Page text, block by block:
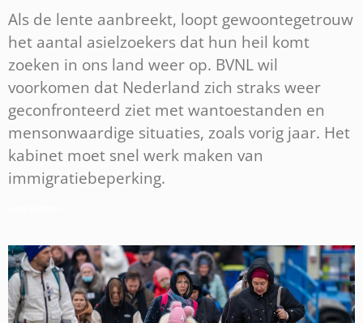
Als de lente aanbreekt, loopt gewoontegetrouw
het aantal asielzoekers dat hun heil komt
zoeken in ons land weer op. BVNL wil
voorkomen dat Nederland zich straks weer
geconfronteerd ziet met wantoestanden en
mensonwaardige situaties, zoals vorig jaar. Het
kabinet moet snel werk maken van
immigratiebeperking.